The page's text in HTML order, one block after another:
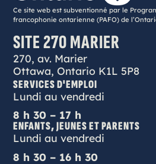
Ce site web est subventionné par le
francophonie ontarienne (PAFO) de
SITE 270 MARIER
270, av. Marier
Ottawa, Ontario K1L 5P8
SERVICES D'EMPLOI
Lundi au vendredi
8 h 30 – 17 h
ENFANTS, JEUNES ET PARENTS
Lundi au vendredi
8 h 30 – 16 h 30